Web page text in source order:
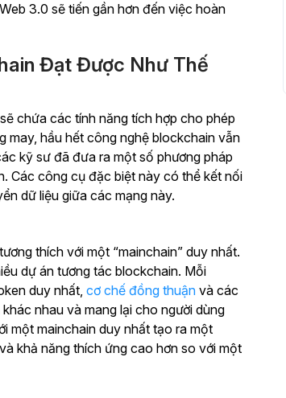
3.0 sẽ tiến gần hơn đến việc hoàn
Đạt Được Như Thế
chứa các tính năng tích hợp cho phép
may, hầu hết công nghệ blockchain vẫn
kỹ sư đã đưa ra một số phương pháp
Các công cụ đặc biệt này có thể kết nối
dữ liệu giữa các mạng này.
thích với một “mainchain” duy nhất.
dự án tương tác blockchain. Mỗi
duy nhất, cơ chế đồng thuận và các
nhau và mang lại cho người dùng
một mainchain duy nhất tạo ra một
khả năng thích ứng cao hơn so với một